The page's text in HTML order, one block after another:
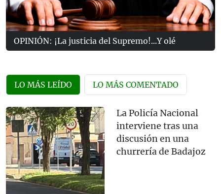
OPINIÓN: ¡La justicia del Supremo!...Y olé
LO MÁS LEÍDO LO MÁS COMENTADO
La Policía Nacional
interviene tras una
discusión en una
churrería de Badajoz